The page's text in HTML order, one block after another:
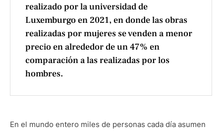
realizado por la universidad de
Luxemburgo en 2021, en donde las obras
realizadas por mujeres se venden a menor
precio en alrededor de un 47% en
comparación a las realizadas por los
hombres.
En el mundo entero miles de personas cada día asumen